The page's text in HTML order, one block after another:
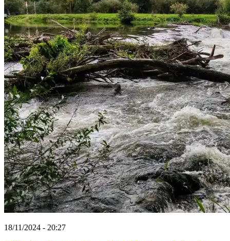
18/11/2024 - 20:27